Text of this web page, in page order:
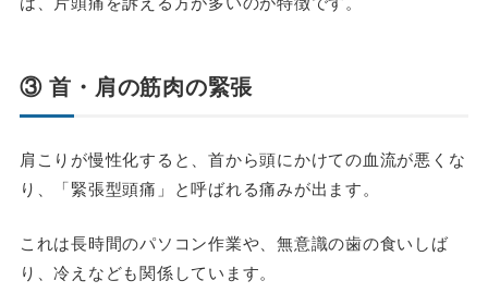
③ 首・肩の筋肉の緊張
肩こりが慢性化すると、首から頭にかけての血流が悪くな
り、「緊張型頭痛」と呼ばれる痛みが出ます。
これは長時間のパソコン作業や、無意識の歯の食いしば
り、冷えなども関係しています。